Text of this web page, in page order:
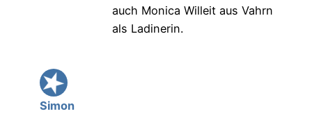
auch Monica Willeit aus Vahrn
als Ladinerin.
Simon